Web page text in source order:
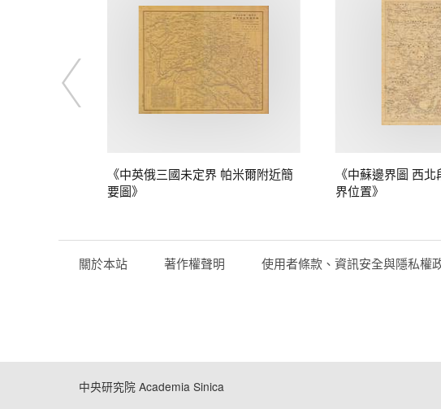
《中英俄三國未定界 帕米爾附近簡
要圖》
《中蘇邊界圖 西
界位置》
關於本站 著作權聲明 使用者條款、資訊安全與隱私權
中央研究院 Academia Sinica